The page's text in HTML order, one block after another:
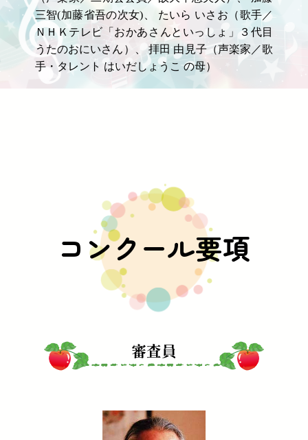
三智(加藤省吾の次女)、 たいら いさお（歌手／
ＮＨＫテレビ「おかあさんといっしょ」３代目
うたのおにいさん）、 拝田 由見子（声楽家／歌
手・タレント はいだしょうこ の母）
コンクール要項
審査員